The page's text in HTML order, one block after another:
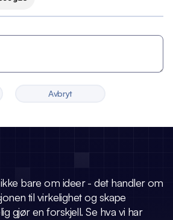
Avbryt
bare om ideer - det handler om
til virkelighet og skape
gjør en forskjell.Se hva vi har